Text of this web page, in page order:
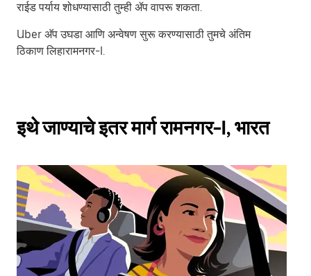
राईड पर्याय शोधण्यासाठी तुम्ही ॲप वापरू शकता.
Uber अ‍ॅप उघडा आणि अन्वेषण सुरू करण्यासाठी तुमचे अंतिम
ठिकाण लिहारामनगर-I.
इथे जाण्याचे इतर मार्ग रामनगर-I, भारत